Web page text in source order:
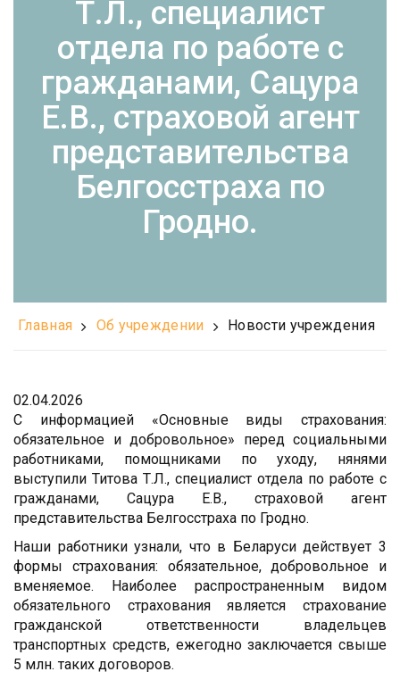
Т.Л., специалист
отдела по работе с
гражданами, Сацура
Е.В., страховой агент
представительства
Белгосстраха по
Гродно.
Главная Об учреждении Новости учреждения
02.04.2026
С информацией «Основные виды страхования:
обязательное и добровольное» перед социальными
работниками, помощниками по уходу, нянями
выступили Титова Т.Л., специалист отдела по работе с
гражданами, Сацура Е.В., страховой агент
представительства Белгосстраха по Гродно.
Наши работники узнали, что в Беларуси действует 3
формы страхования: обязательное, добровольное и
вменяемое. Наиболее распространенным видом
обязательного страхования является страхование
гражданской ответственности владельцев
транспортных средств, ежегодно заключается свыше
5 млн. таких договоров.